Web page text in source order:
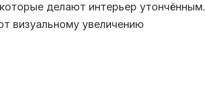
делают интерьер утончённым.
визуальному увеличению